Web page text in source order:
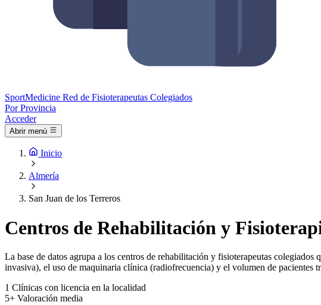
SportMedicine Red de Fisioterapeutas Colegiados
Por Provincia
Acceder
Abrir menú
Inicio
Almería
San Juan de los Terreros
Centros de Rehabilitación y
La base de datos agrupa a los centros de rehabilitación y fisioterapeutas
invasiva), el uso de maquinaria clínica (radiofrecuencia) y el volumen de pacientes
1 Clínicas con licencia en la localidad
5+ Valoración media